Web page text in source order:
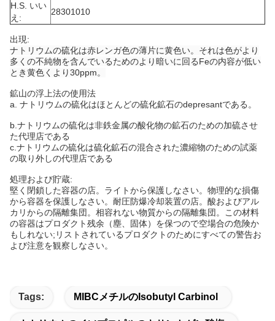
H.S. いい
え:
28301010
出現:
ナトリウムの硫化は赤レンガ色の薄片に黄色い。それは色がより
多くの不純物を含んでいるためのより暗いに回るFeの内容が低い
とき黄色くより30ppm。
鉱山の浮上法の使用法
a. ナトリウムの硫化はほとんどの硫化鉱石のdepresantである。
b. ナトリウムの硫化は非鉄金属の酸化物の鉱石のための加硫させ
た代理店である
c.ナトリウムの硫化は硫化鉱石の混合された濃縮物のための試薬
の取り外しの代理店である
処理および貯蔵:
堅く閉鎖した容器の店。ライトから保護しなさい。物理的な損傷
から容器を保護しなさい。耐圧防爆冷却装置の店。酸およびアル
カリからの隔離集団。相容れない物質からの隔離集団。この材料
の容器はプロダクト残余（塵、固体）を保つので空場合の危険か
もしれない;リストされているプロダクトのためにすべての警告お
よび注意を観察しなさい。
Tags: MIBCメチルのIsobutyl Carbinol